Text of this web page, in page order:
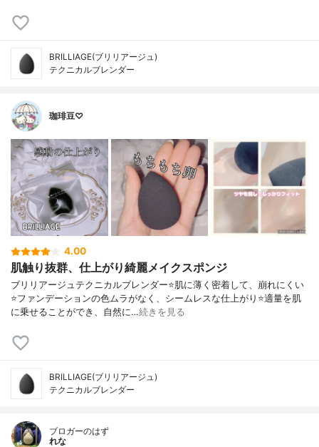
BRILLIAGE(ブリリアージュ)
テクニカルブレンダー
珈琲豆♡
4.00
肌触り抜群、仕上がり綺麗メイクスポンジ
ブリリアージュテクニカルブレンダー⭐️肌に薄く密着して、崩れにくい
⭐️ファンデーションの色ムラがなく、シームレスな仕上がり⭐️適量を肌
に乗せることができ、自然に…続きを見る
BRILLIAGE(ブリリアージュ)
テクニカルブレンダー
ブロガーのはず
れな